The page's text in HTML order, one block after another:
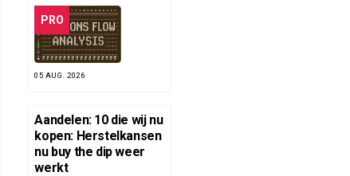
PRO
05 AUG. 2026
Aandelen: 10 die wij nu
kopen: Herstelkansen
nu buy the dip weer
werkt